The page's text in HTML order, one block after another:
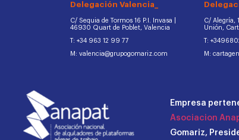
Delegación Valencia_
C/ Sequia de Tormos 16 P.I. Invasa |
46930 Quart de Poblet, Valencia
T: +34 963 12 99 77
M: valencia@grupogomariz.com
C/ Alegría,
Unión,
T:
M:
Empresa
Asociacion
Gomariz,